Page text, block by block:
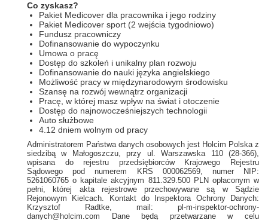
Co zyskasz?
Pakiet Medicover dla pracownika i jego rodziny
Pakiet Medicover sport (2 wejścia tygodniowo)
Fundusz pracowniczy
Dofinansowanie do wypoczynku
Umowa o pracę
Dostęp do szkoleń i unikalny plan rozwoju
Dofinansowanie do nauki języka angielskiego
Możliwość pracy w międzynarodowym środowisku
Szansę na rozwój wewnątrz organizacji
Pracę, w której masz wpływ na świat i otoczenie
Dostęp do najnowocześniejszych technologii
Auto służbowe
4.12 dniem wolnym od pracy
Administratorem Państwa danych osobowych jest Holcim Polska z
siedzibą w Małogoszczu, przy ul. Warszawska 110 (28-366),
wpisana do rejestru przedsiębiorców Krajowego Rejestru
Sądowego pod numerem KRS 000062569, numer NIP:
5261060765 o kapitale akcyjnym 811.329.500 PLN opłaconym w
pełni, której akta rejestrowe przechowywane są w Sądzie
Rejonowym Kielcach. Kontakt do Inspektora Ochrony Danych:
Krzysztof Radtke, mail: pl-m-inspektor-ochrony-
danych@holcim.com Dane będą przetwarzane w celu